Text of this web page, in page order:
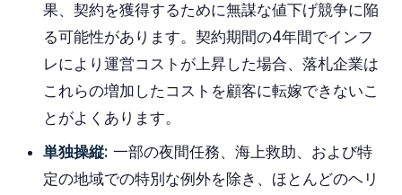
果、契約を獲得するために無謀な値下げ競争に陥
る可能性があります。契約期間の4年間でインフ
レにより運営コストが上昇した場合、落札企業は
これらの増加したコストを顧客に転嫁できないこ
とがよくあります。
単独操縦: 一部の夜間任務、海上救助、および特
定の地域での特別な例外を除き、ほとんどのヘリ